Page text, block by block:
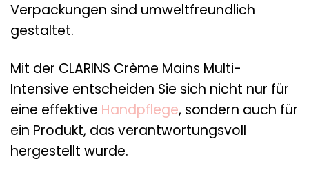
Verpackungen sind umweltfreundlich
gestaltet.
Mit der CLARINS Crème Mains Multi-
Intensive entscheiden Sie sich nicht nur für
eine effektive Handpflege, sondern auch für
ein Produkt, das verantwortungsvoll
hergestellt wurde.